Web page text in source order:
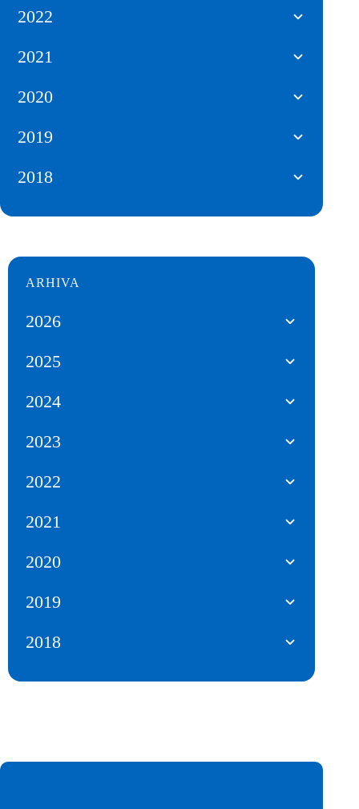
2022
2021
2020
2019
2018
ARHIVA
2026
2025
2024
2023
2022
2021
2020
2019
2018